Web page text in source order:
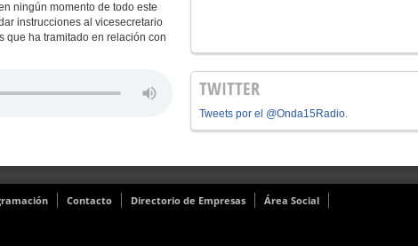
ningún momento de todo este
instrucciones al vicesecretario
que ha tramitado en relación con
TWITTER
Tweets por el @Onda15Radio.
Contacto Directorio de Empresas
Área Social